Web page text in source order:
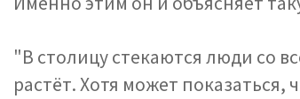
"В столицу стекаются люди со
растёт. Хотя может